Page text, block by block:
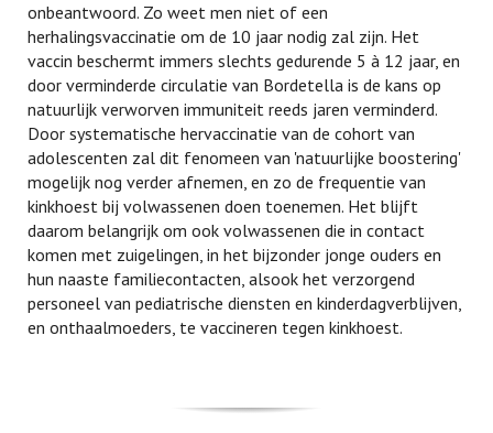
onbeantwoord. Zo weet men niet of een
herhalingsvaccinatie om de 10 jaar nodig zal zijn. Het
vaccin beschermt immers slechts gedurende 5 à 12 jaar, en
door verminderde circulatie van Bordetella is de kans op
natuurlijk verworven immuniteit reeds jaren verminderd.
Door systematische hervaccinatie van de cohort van
adolescenten zal dit fenomeen van 'natuurlijke boostering'
mogelijk nog verder afnemen, en zo de frequentie van
kinkhoest bij volwassenen doen toenemen. Het blijft
daarom belangrijk om ook volwassenen die in contact
komen met zuigelingen, in het bijzonder jonge ouders en
hun naaste familiecontacten, alsook het verzorgend
personeel van pediatrische diensten en kinderdagverblijven,
en onthaalmoeders, te vaccineren tegen kinkhoest.